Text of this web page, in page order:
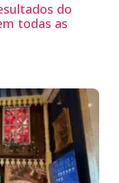
do
todas as